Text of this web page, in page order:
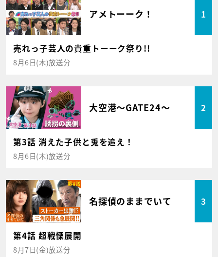
アメトーーク！ 1
売れっ子芸人の貴重トーーク祭り!!
8月6日(木)放送分
大空港～GATE24～ 2
第3話 消えた子供と兎を追え！
8月6日(木)放送分
名探偵のままでいて 3
第4話 超戦慄展開
8月7日(金)放送分